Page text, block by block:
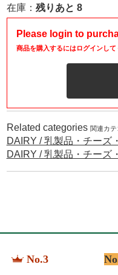
在庫： 残りあと 8
Please login to
商品を購入するにはログインして
Related categories 関連カテ
DAIRY / 乳製品・チーズ
DAIRY / 乳製品・チーズ
No.3